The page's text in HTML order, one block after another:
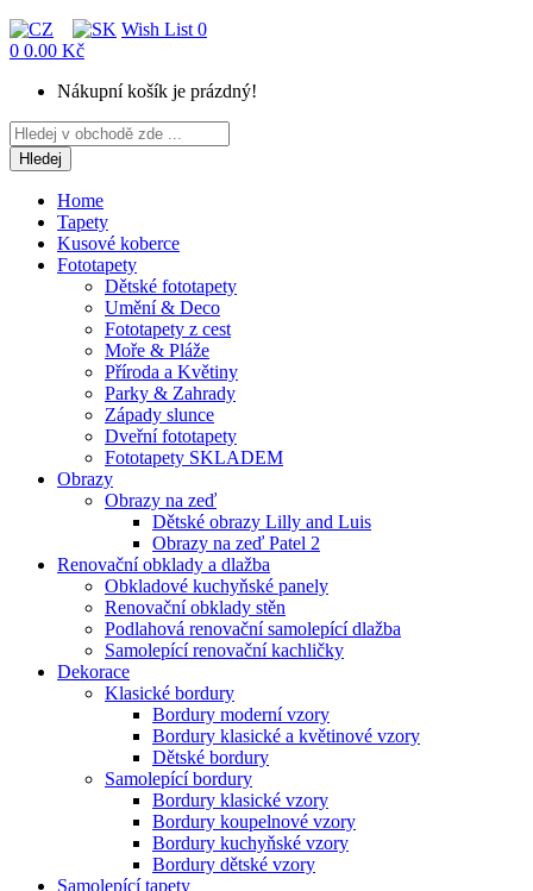
Wish List 0
0 0.00 Kč
Nákupní košík je prázdný!
Hledej
Home
Tapety
Kusové koberce
Fototapety
Dětské fototapety
Umění & Deco
Fototapety z cest
Moře & Pláže
Příroda a Květiny
Parky & Zahrady
Západy slunce
Dveřní fototapety
Fototapety SKLADEM
Obrazy
Obrazy na zeď
Dětské obrazy Lilly and Luis
Obrazy na zeď Patel 2
Renovační obklady a dlažba
Obkladové kuchyňské panely
Renovační obklady stěn
Podlahová renovační samolepící dlažba
Samolepící renovační kachličky
Dekorace
Klasické bordury
Bordury moderní vzory
Bordury klasické a květinové vzory
Dětské bordury
Samolepící bordury
Bordury klasické vzory
Bordury koupelnové vzory
Bordury kuchyňské vzory
Bordury dětské vzory
Samolepící tapety